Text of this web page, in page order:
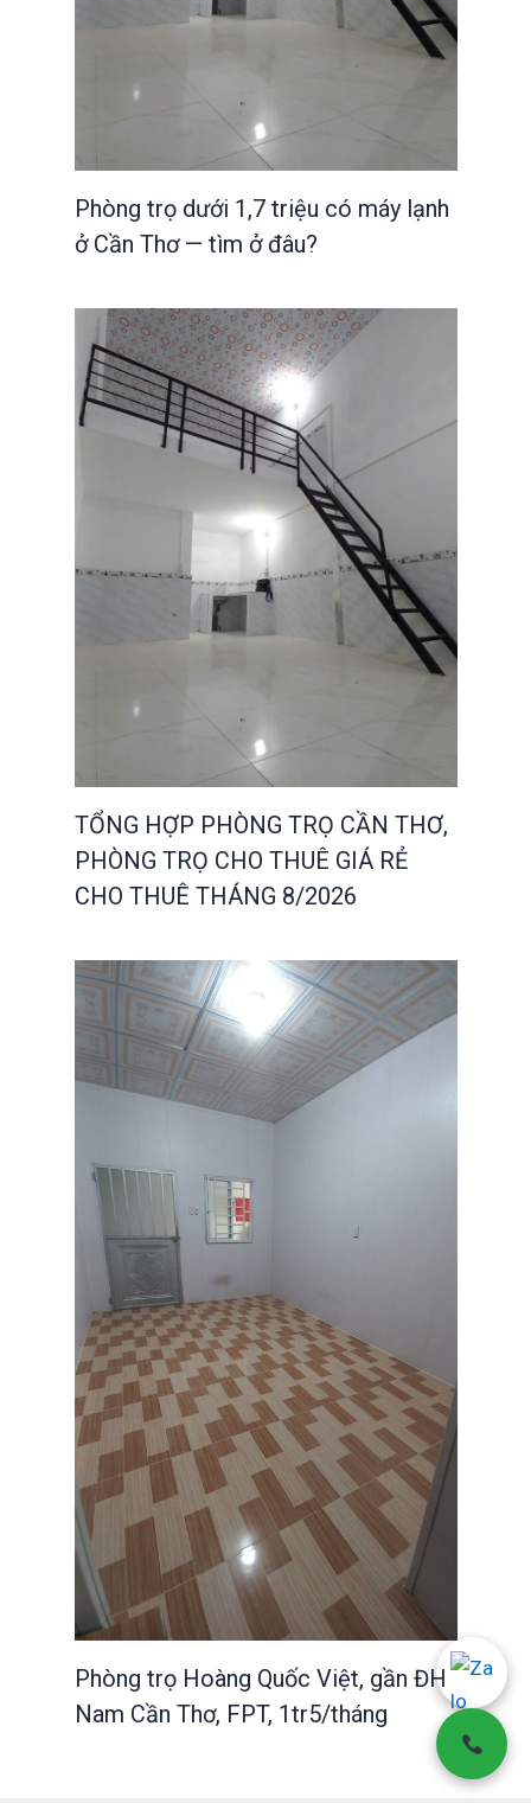
Phòng trọ dưới 1,7 triệu có máy lạnh
ở Cần Thơ — tìm ở đâu?
TỔNG HỢP PHÒNG TRỌ CẦN THƠ,
PHÒNG TRỌ CHO THUÊ GIÁ RẺ
CHO THUÊ THÁNG 8/2026
Phòng trọ Hoàng Quốc Việt, gần ĐH
Nam Cần Thơ, FPT, 1tr5/tháng